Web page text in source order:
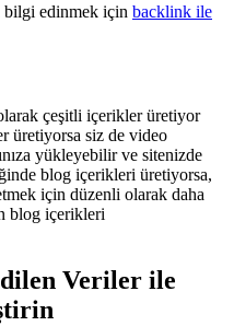
bilgi edinmek için backlink ile
çeşitli içerikler üretiyor
üretiyorsa siz de video
yükleyebilir ve sitenizde
blog içerikleri üretiyorsa,
için düzenli olarak daha
blog içerikleri
Veriler ile